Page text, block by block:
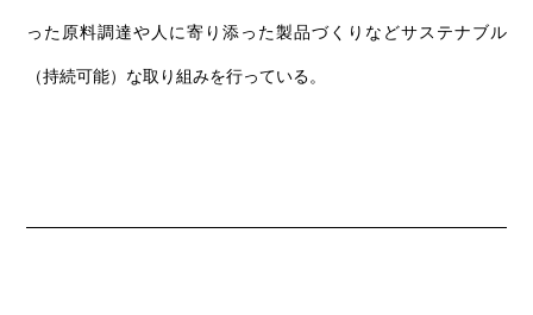
った原料調達や人に寄り添った製品づくりなどサステナブル
（持続可能）な取り組みを行っている。